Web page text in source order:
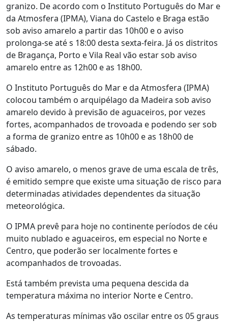
granizo. De acordo com o Instituto Português do Mar e
da Atmosfera (IPMA), Viana do Castelo e Braga estão
sob aviso amarelo a partir das 10h00 e o aviso
prolonga-se até s 18:00 desta sexta-feira. Já os distritos
de Bragança, Porto e Vila Real vão estar sob aviso
amarelo entre as 12h00 e as 18h00.
O Instituto Português do Mar e da Atmosfera (IPMA)
colocou também o arquipélago da Madeira sob aviso
amarelo devido à previsão de aguaceiros, por vezes
fortes, acompanhados de trovoada e podendo ser sob
a forma de granizo entre as 10h00 e as 18h00 de
sábado.
O aviso amarelo, o menos grave de uma escala de três,
é emitido sempre que existe uma situação de risco para
determinadas atividades dependentes da situação
meteorológica.
O IPMA prevê para hoje no continente períodos de céu
muito nublado e aguaceiros, em especial no Norte e
Centro, que poderão ser localmente fortes e
acompanhados de trovoadas.
Está também prevista uma pequena descida da
temperatura máxima no interior Norte e Centro.
As temperaturas mínimas vão oscilar entre os 05 graus